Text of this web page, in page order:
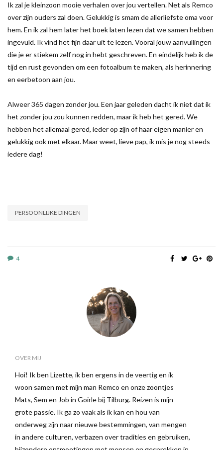
Ik zal je kleinzoon mooie verhalen over jou vertellen. Net als Remco
over zijn ouders zal doen. Gelukkig is smam de allerliefste oma voor
hem. En ik zal hem later het boek laten lezen dat we samen hebben
ingevuld. Ik vind het fijn daar uit te lezen. Vooral jouw aanvullingen
die je er stiekem zelf nog in hebt geschreven. En eindelijk heb ik de
tijd en rust gevonden om een fotoalbum te maken, als herinnering
en eerbetoon aan jou.
Alweer 365 dagen zonder jou. Een jaar geleden dacht ik niet dat ik
het zonder jou zou kunnen redden, maar ik heb het gered. We
hebben het allemaal gered, ieder op zijn of haar eigen manier en
gelukkig ook met elkaar. Maar weet, lieve pap, ik mis je nog steeds
iedere dag!
PERSOONLIJKE DINGEN
4
OVER MIJ
Hoi! Ik ben Lizette, ik ben ergens in de veertig en ik
woon samen met mijn man Remco en onze zoontjes
Mats, Sem en Job in Goirle bij Tilburg. Reizen is mijn
grote passie. Ik ga zo vaak als ik kan en hou van
onderweg zijn naar nieuwe bestemmingen, van mengen
in andere culturen, verbazen over tradities en gebruiken,